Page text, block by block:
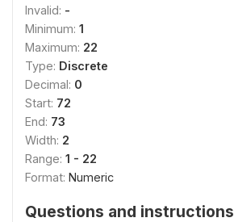
Invalid: -
Minimum: 1
Maximum: 22
Type: Discrete
Decimal: 0
Start: 72
End: 73
Width: 2
Range: 1 - 22
Format: Numeric
Questions and instructions